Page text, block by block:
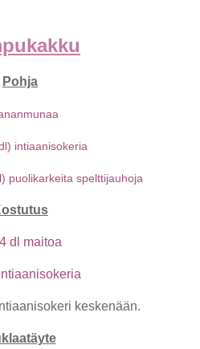
Pohja
intiaanisokeria
puolikarkeita spelttijauhoja
dl maitoa
keskenään.